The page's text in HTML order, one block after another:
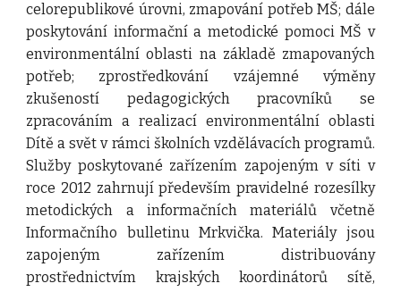
celorepublikové úrovni, zmapování potřeb MŠ; dále
poskytování informační a metodické pomoci MŠ v
environmentální oblasti na základě zmapovaných
potřeb; zprostředkování vzájemné výměny
zkušeností pedagogických pracovníků se
zpracováním a realizací environmentální oblasti
Dítě a svět v rámci školních vzdělávacích programů.
Služby poskytované zařízením zapojeným v síti v
roce 2012 zahrnují především pravidelné rozesílky
metodických a informačních materiálů včetně
Informačního bulletinu Mrkvička. Materiály jsou
zapojeným zařízením distribuovány
prostřednictvím krajských koordinátorů sítě,